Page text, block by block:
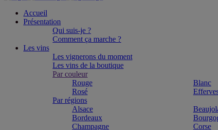
Accueil
Présentation
Qui suis-je ?
Comment ça marche ?
Les vins
Les vignerons du moment
Les vins de la boutique
Par couleur
Rouge
Blanc
Rosé
Par régions
Alsace
Bordeaux
Champagne
Corse